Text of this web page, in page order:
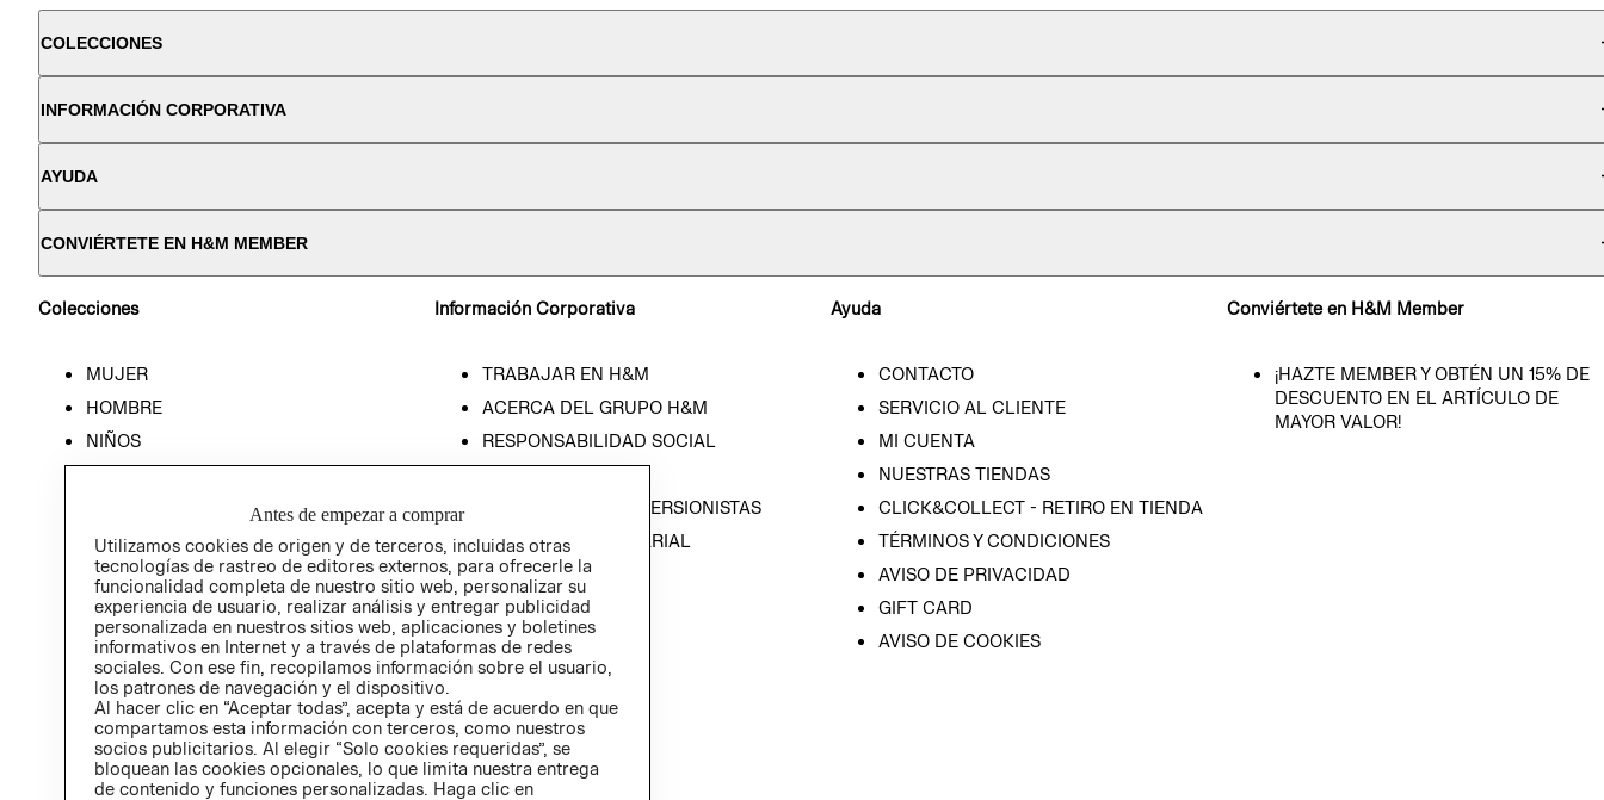
COLECCIONES
INFORMACIÓN CORPORATIVA
AYUDA
CONVIÉRTETE EN H&M MEMBER
Colecciones
MUJER
HOMBRE
NIÑOS
Información Corporativa
TRABAJAR EN H&M
ACERCA DEL GRUPO H&M
RESPONSABILIDAD SOCIAL
RELACIÓN CON INVERSIONISTAS
POLÍTICA EMPRESARIAL
Ayuda
CONTACTO
SERVICIO AL CLIENTE
MI CUENTA
NUESTRAS TIENDAS
CLICK&COLLECT - RETIRO EN TIENDA
TÉRMINOS Y CONDICIONES
AVISO DE PRIVACIDAD
GIFT CARD
AVISO DE COOKIES
Conviértete en H&M Member
¡HAZTE MEMBER Y OBTÉN UN 15% DE
DESCUENTO EN EL ARTÍCULO DE
MAYOR VALOR!
Antes de empezar a comprar
Utilizamos cookies de origen y de terceros, incluidas otras
tecnologías de rastreo de editores externos, para ofrecerle la
funcionalidad completa de nuestro sitio web, personalizar su
experiencia de usuario, realizar análisis y entregar publicidad
personalizada en nuestros sitios web, aplicaciones y boletines
informativos en Internet y a través de plataformas de redes
sociales. Con ese fin, recopilamos información sobre el usuario,
los patrones de navegación y el dispositivo.
Al hacer clic en “Aceptar todas”, acepta y está de acuerdo en que
compartamos esta información con terceros, como nuestros
socios publicitarios. Al elegir “Solo cookies requeridas”, se
bloquean las cookies opcionales, lo que limita nuestra entrega
de contenido y funciones personalizadas. Haga clic en